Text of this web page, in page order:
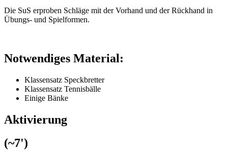
Die SuS erproben Schläge mit der Vorhand und der Rückhand in
Übungs- und Spielformen.
Notwendiges Material:
Klassensatz Speckbretter
Klassensatz Tennisbälle
Einige Bänke
Aktivierung
(~7')